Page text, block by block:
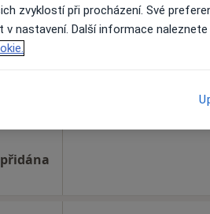
8 Srpen 9
zvyklostí při procházení. Své
v nastavení. Další informace naleznete